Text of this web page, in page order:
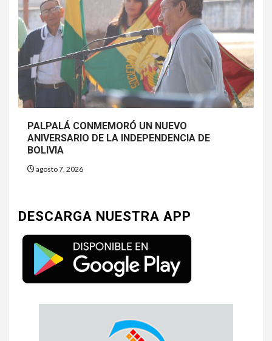
PALPALÁ CONMEMORÓ UN NUEVO
ANIVERSARIO DE LA INDEPENDENCIA DE
BOLIVIA
agosto 7, 2026
DESCARGA NUESTRA APP